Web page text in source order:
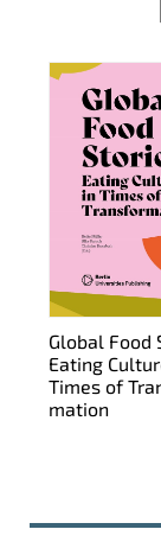
Glo­bal Food
Ea­ting
Times of
ma­ti­on